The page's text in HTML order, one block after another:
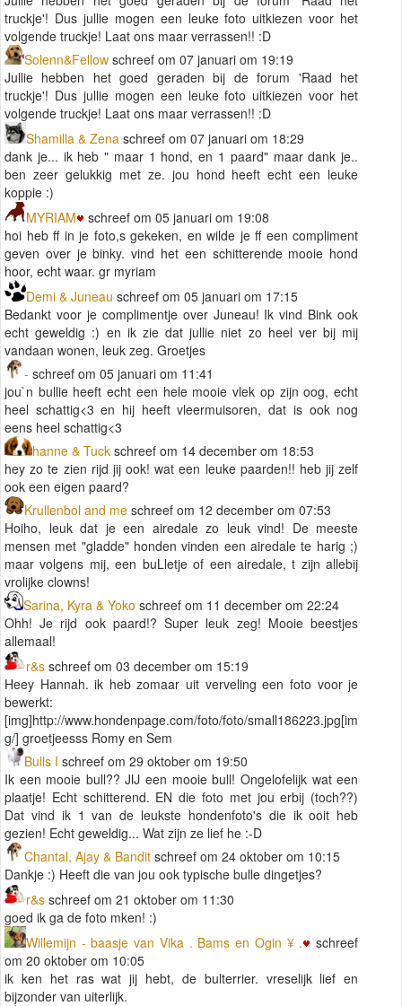
truckje'! Dus jullie mogen een leuke foto uitkiezen voor het
volgende truckje! Laat ons maar verrassen!! :D
Solenn&Fellow schreef om 07 januari om 19:19
Jullie hebben het goed geraden bij de forum 'Raad het
truckje'! Dus jullie mogen een leuke foto uitkiezen voor het
volgende truckje! Laat ons maar verrassen!! :D
Shamilla & Zena schreef om 07 januari om 18:29
dank je... ik heb " maar 1 hond, en 1 paard" maar dank je..
ben zeer gelukkig met ze. jou hond heeft echt een leuke
koppie :)
MYRIAM
schreef om 05 januari om 19:08
hoi heb ff in je foto,s gekeken, en wilde je ff een compliment
geven over je binky. vind het een schitterende mooie hond
hoor, echt waar. gr myriam
Demi & Juneau schreef om 05 januari om 17:15
Bedankt voor je complimentje over Juneau! Ik vind Bink ook
echt geweldig :) en ik zie dat jullie niet zo heel ver bij mij
vandaan wonen, leuk zeg. Groetjes
- schreef om 05 januari om 11:41
jou`n bullie heeft echt een hele mooie vlek op zijn oog, echt
heel schattig<3 en hij heeft vleermuisoren, dat is ook nog
eens heel schattig<3
hanne & Tuck schreef om 14 december om 18:53
hey zo te zien rijd jij ook! wat een leuke paarden!! heb jij zelf
ook een eigen paard?
Krullenbol and me schreef om 12 december om 07:53
Hoiho, leuk dat je een airedale zo leuk vind! De meeste
mensen met "gladde" honden vinden een airedale te harig ;)
maar volgens mij, een buLletje of een airedale, t zijn allebij
vrolijke clowns!
Sarina, Kyra & Yoko schreef om 11 december om 22:24
Ohh! Je rijd ook paard!? Super leuk zeg! Mooie beestjes
allemaal!
r&s schreef om 03 december om 15:19
Heey Hannah. ik heb zomaar uit verveling een foto voor je
bewerkt:
[img]http://www.hondenpage.com/foto/foto/small186223.jpg[im
g/] groetjeesss Romy en Sem
Bulls I schreef om 29 oktober om 19:50
Ik een mooie bull?? JIJ een mooie bull! Ongelofelijk wat een
plaatje! Echt schitterend. EN die foto met jou erbij (toch??)
Dat vind ik 1 van de leukste hondenfoto's die ik ooit heb
gezien! Echt geweldig... Wat zijn ze lief he :-D
Chantal, Ajay & Bandit schreef om 24 oktober om 10:15
Dankje :) Heeft die van jou ook typische bulle dingetjes?
r&s schreef om 21 oktober om 11:30
goed ik ga de foto mken! :)
Willemijn - baasje van Vika . Bams en Ogin ¥ .
schreef
om 20 oktober om 10:05
ik ken het ras wat jij hebt, de bulterrier. vreselijk lief en
bijzonder van uiterlijk.